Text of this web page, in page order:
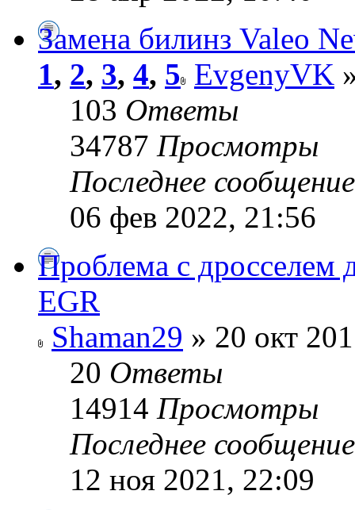
Замена билинз Valeo
1, 2, 3, 4, 5 EvgenyVK
103 Ответы
34787 Просмотры
Последнее
06 фев 2022, 21:56
Проблема с дросселем
EGR
Shaman29 » 20 окт
20 Ответы
14914 Просмотры
Последнее
12 ноя 2021, 22:09